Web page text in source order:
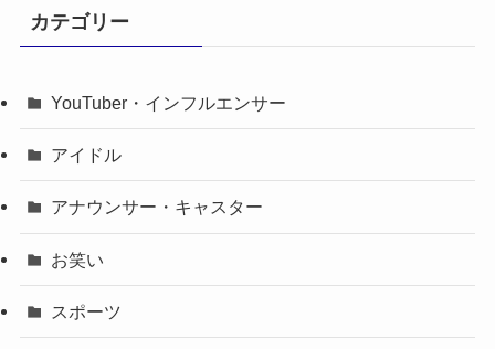
カテゴリー
YouTuber・インフルエンサー
アイドル
アナウンサー・キャスター
お笑い
スポーツ